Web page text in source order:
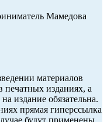
Мамедова
материалов
печатных изданиях, а
издание обязательна.
прямая гиперссылка